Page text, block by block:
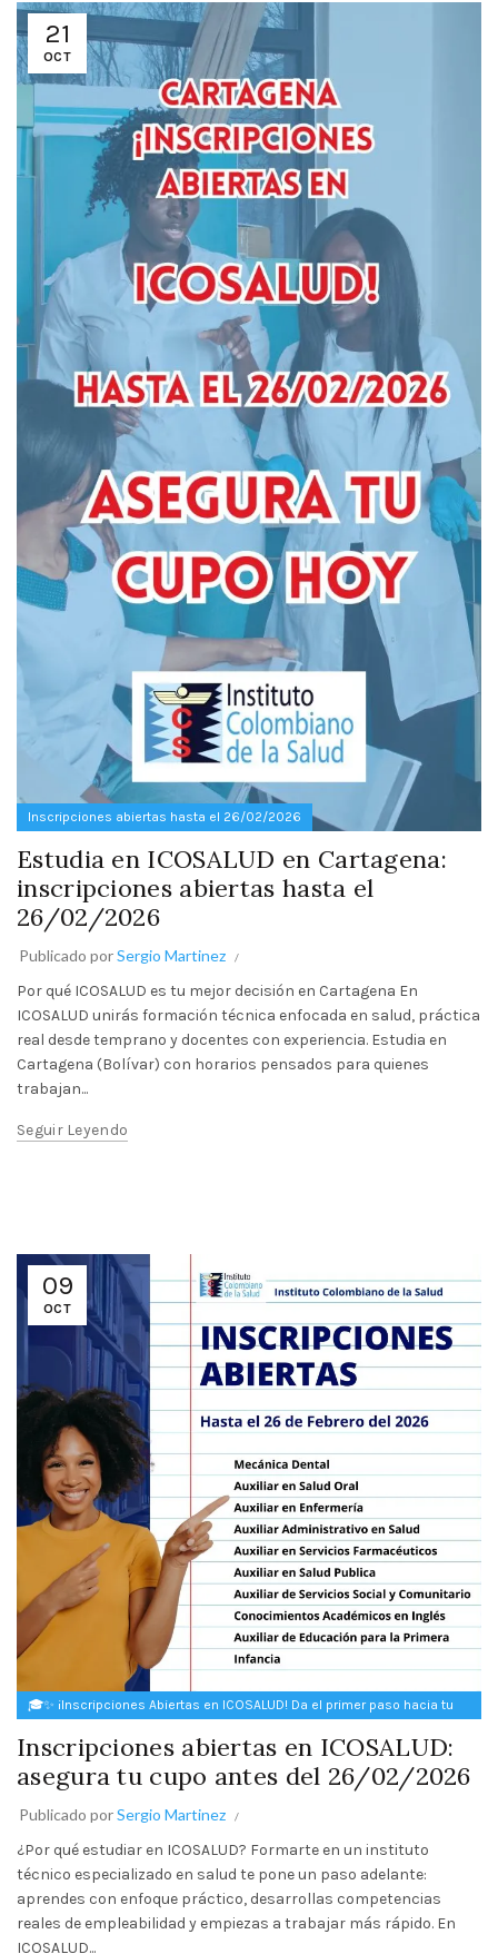
21
OCT
Inscripciones abiertas hasta el 26/02/2026
Estudia en ICOSALUD en Cartagena:
inscripciones abiertas hasta el
26/02/2026
Publicado porSergio Martinez
Por qué ICOSALUD es tu mejor decisión en Cartagena En
ICOSALUD unirás formación técnica enfocada en salud, práctica
real desde temprano y docentes con experiencia. Estudia en
Cartagena (Bolívar) con horarios pensados para quienes
trabajan...
Seguir Leyendo
09
OCT
🎓✨ ¡Inscripciones Abiertas en ICOSALUD! Da el primer paso hacia tu
Inscripciones abiertas en ICOSALUD:
asegura tu cupo antes del 26/02/2026
Publicado porSergio Martinez
¿Por qué estudiar en ICOSALUD? Formarte en un instituto
técnico especializado en salud te pone un paso adelante:
aprendes con enfoque práctico, desarrollas competencias
reales de empleabilidad y empiezas a trabajar más rápido. En
ICOSALUD...